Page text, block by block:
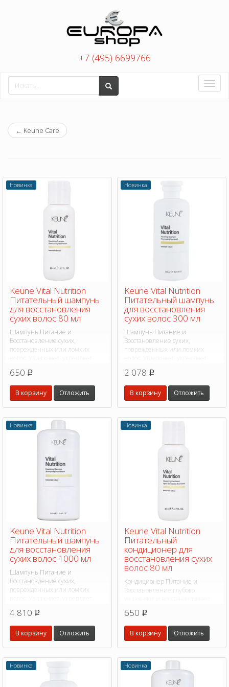
+7 (495) 6699766
Toggle
← Keune Care
Новинка
Keune Vital Nutrition
Питательный шампунь
для восстановления
сухих волос 80 мл
Шампунь Питание и
Восстановление сухих,
поврежденных или ломких
эластичность и разглаживает
кутикулу.
650 p
В корзину Отложить
Новинка
Keune Vital Nutrition
Питательный шампунь
для восстановления
сухих волос 300 мл
Шампунь Питание и
Восстановление сухих,
поврежденных или ломких
эластичность и разглаживает
кутикулу.
2 078 p
В корзину Отложить
Новинка
Keune Vital Nutrition
Питательный шампунь
для восстановления
сухих волос 1000 мл
Шампунь Питание и
Восстановление сухих,
поврежденных или ломких
эластичность и разглаживает
кутикулу.
4 810 p
В корзину Отложить
Новинка
Keune Vital Nutrition
Питательный
кондиционер для
восстановления сухих
волос 80 мл
Кондиционер Питание и
Восстановление глубоко
волосы, разглаживая и укрепляя
их, не утяжеляя.
650 p
В корзину Отложить
Новинка Новинка